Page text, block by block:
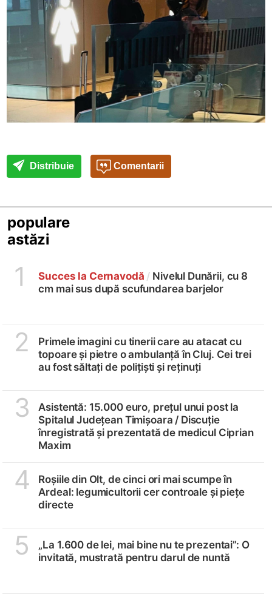
Distribuie Comentarii
populare
astăzi
1 Succes la Cernavodă / Nivelul Dunării, cu 8
cm mai sus după scufundarea barjelor
2
Primele imagini cu tinerii care au atacat cu
topoare și pietre o ambulanță în Cluj. Cei trei
au fost săltați de polițiști și reținuți
3
Asistentă: 15.000 euro, prețul unui post la
Spitalul Județean Timișoara / Discuție
înregistrată și prezentată de medicul Ciprian
Maxim
4
Roșiile din Olt, de cinci ori mai scumpe în
Ardeal: legumicultorii cer controale și piețe
directe
5
„La 1.600 de lei, mai bine nu te prezentai”: O
invitată, mustrată pentru darul de nuntă